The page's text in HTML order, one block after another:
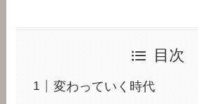
目次
変わっていく時代